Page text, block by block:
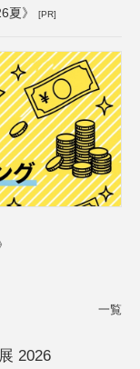
夏》 [PR]
一覧
2026